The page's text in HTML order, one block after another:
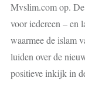
Mvslim.com op.
voor iedereen – en
waarmee de islam
luiden over de
positieve inkijk in